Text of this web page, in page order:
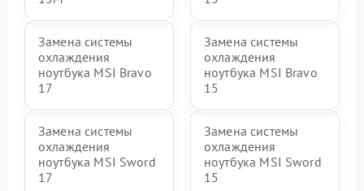
Замена системы
охлаждения
ноутбука MSI Bravo
17
Замена системы
охлаждения
ноутбука MSI Bravo
15
Замена системы
охлаждения
ноутбука MSI Sword
17
Замена системы
охлаждения
ноутбука MSI Sword
15